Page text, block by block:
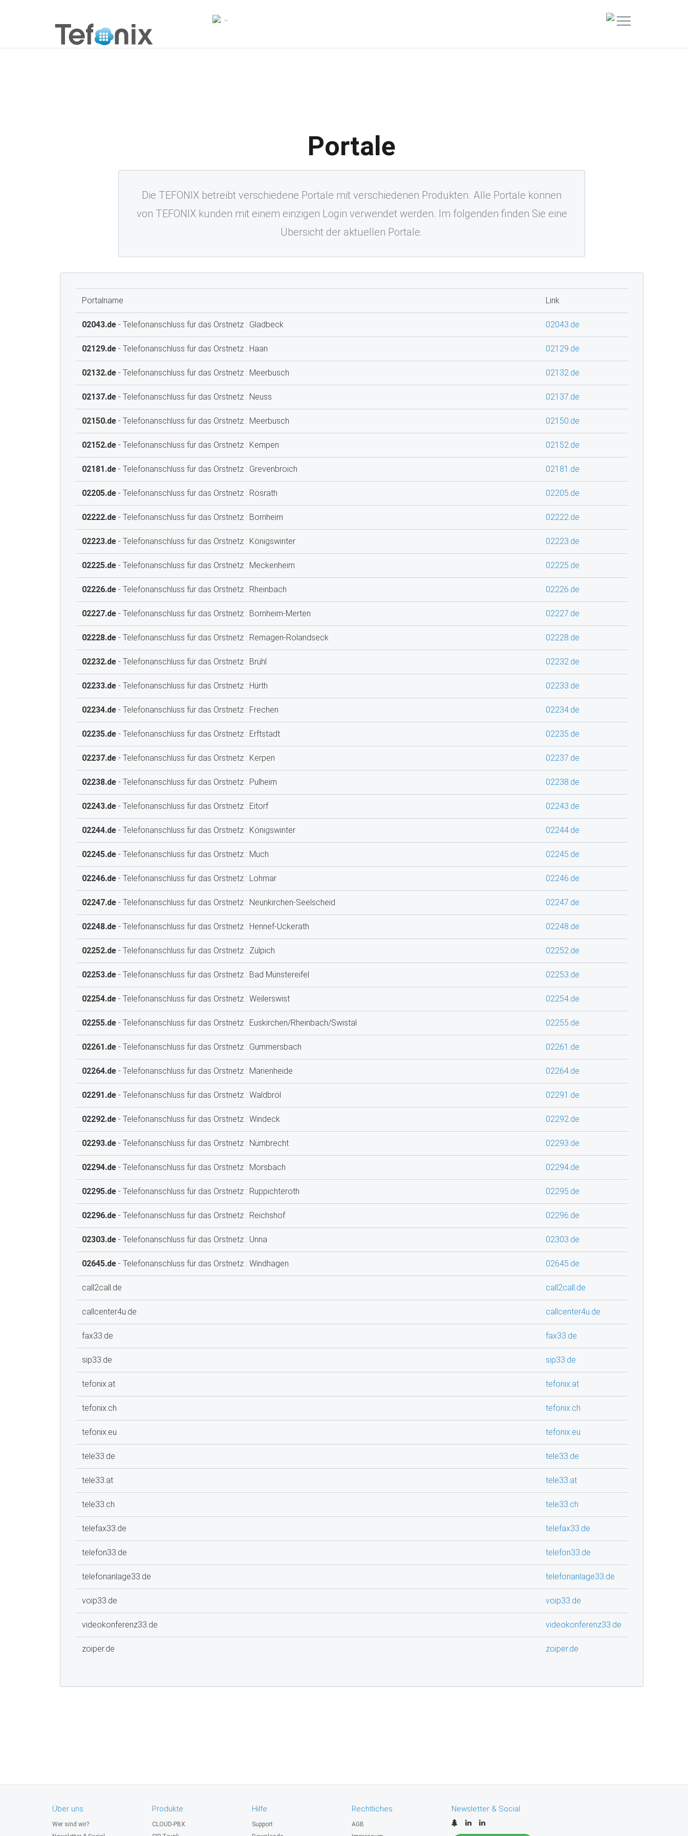
Portale
Die TEFONIX betreibt verschiedene Portale mit verschiedenen Produkten. Alle Portale können
von TEFONIX kunden mit einem einzigen Login verwendet werden. Im folgenden finden Sie eine
Übersicht der aktuellen Portale.
Portalname Link
02043.de - Telefonanschluss für das Orstnetz : Gladbeck 02043.de
02129.de - Telefonanschluss für das Orstnetz : Haan 02129.de
02132.de - Telefonanschluss für das Orstnetz : Meerbusch 02132.de
02137.de - Telefonanschluss für das Orstnetz : Neuss 02137.de
02150.de - Telefonanschluss für das Orstnetz : Meerbusch 02150.de
02152.de - Telefonanschluss für das Orstnetz : Kempen 02152.de
02181.de - Telefonanschluss für das Orstnetz : Grevenbroich 02181.de
02205.de - Telefonanschluss für das Orstnetz : Rösrath 02205.de
02222.de - Telefonanschluss für das Orstnetz : Bornheim 02222.de
02223.de - Telefonanschluss für das Orstnetz : Königswinter 02223.de
02225.de - Telefonanschluss für das Orstnetz : Meckenheim 02225.de
02226.de - Telefonanschluss für das Orstnetz : Rheinbach 02226.de
02227.de - Telefonanschluss für das Orstnetz : Bornheim-Merten 02227.de
02228.de - Telefonanschluss für das Orstnetz : Remagen-Rolandseck 02228.de
02232.de - Telefonanschluss für das Orstnetz : Brühl 02232.de
02233.de - Telefonanschluss für das Orstnetz : Hürth 02233.de
02234.de - Telefonanschluss für das Orstnetz : Frechen 02234.de
02235.de - Telefonanschluss für das Orstnetz : Erftstadt 02235.de
02237.de - Telefonanschluss für das Orstnetz : Kerpen 02237.de
02238.de - Telefonanschluss für das Orstnetz : Pulheim 02238.de
02243.de - Telefonanschluss für das Orstnetz : Eitorf 02243.de
02244.de - Telefonanschluss für das Orstnetz : Königswinter 02244.de
02245.de - Telefonanschluss für das Orstnetz : Much 02245.de
02246.de - Telefonanschluss für das Orstnetz : Lohmar 02246.de
02247.de - Telefonanschluss für das Orstnetz : Neunkirchen-Seelscheid 02247.de
02248.de - Telefonanschluss für das Orstnetz : Hennef-Uckerath 02248.de
02252.de - Telefonanschluss für das Orstnetz : Zülpich 02252.de
02253.de - Telefonanschluss für das Orstnetz : Bad Münstereifel 02253.de
02254.de - Telefonanschluss für das Orstnetz : Weilerswist 02254.de
02255.de - Telefonanschluss für das Orstnetz : Euskirchen/Rheinbach/Swistal 02255.de
02261.de - Telefonanschluss für das Orstnetz : Gummersbach 02261.de
02264.de - Telefonanschluss für das Orstnetz : Marienheide 02264.de
02291.de - Telefonanschluss für das Orstnetz : Waldbröl 02291.de
02292.de - Telefonanschluss für das Orstnetz : Windeck 02292.de
02293.de - Telefonanschluss für das Orstnetz : Nümbrecht 02293.de
02294.de - Telefonanschluss für das Orstnetz : Morsbach 02294.de
02295.de - Telefonanschluss für das Orstnetz : Ruppichteroth 02295.de
02296.de - Telefonanschluss für das Orstnetz : Reichshof 02296.de
02303.de - Telefonanschluss für das Orstnetz : Unna 02303.de
02645.de - Telefonanschluss für das Orstnetz : Windhagen 02645.de
call2call.de call2call.de
callcenter4u.de callcenter4u.de
fax33.de fax33.de
sip33.de sip33.de
tefonix.at tefonix.at
tefonix.ch tefonix.ch
tefonix.eu tefonix.eu
tele33.de tele33.de
tele33.at tele33.at
tele33.ch tele33.ch
telefax33.de telefax33.de
telefon33.de telefon33.de
telefonanlage33.de telefonanlage33.de
voip33.de voip33.de
videokonferenz33.de videokonferenz33.de
zoiper.de zoiper.de
Über uns
Wer sind wir?
Produkte
CLOUD-PBX
Hilfe
Support
Rechtliches
AGB
Newsletter & Social